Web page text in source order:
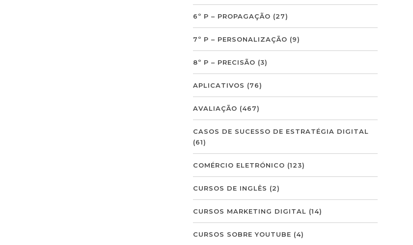
6º P – PROPAGAÇÃO (27)
7º P – PERSONALIZAÇÃO (9)
8º P – PRECISÃO (3)
APLICATIVOS (76)
AVALIAÇÃO (467)
CASOS DE SUCESSO DE ESTRATÉGIA DIGITAL
(61)
COMÉRCIO ELETRÓNICO (123)
CURSOS DE INGLÊS (2)
CURSOS MARKETING DIGITAL (14)
CURSOS SOBRE YOUTUBE (4)